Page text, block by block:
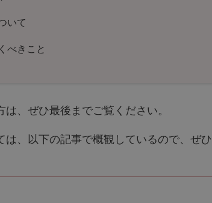
いて
べきこと
、ぜひ最後までご覧ください。
は、以下の記事で概観しているので、ぜひ